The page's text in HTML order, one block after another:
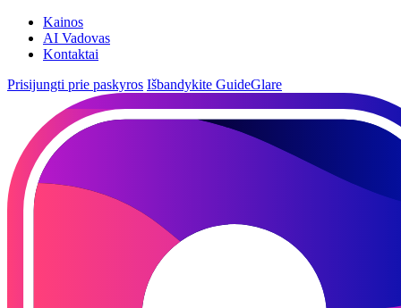
Kainos
AI Vadovas
Kontaktai
Prisijungti prie paskyros Išbandykite GuideGlare